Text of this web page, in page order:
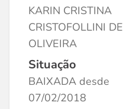
KARIN CRISTINA
CRISTOFOLLINI DE
OLIVEIRA
Situação
BAIXADA desde
07/02/2018